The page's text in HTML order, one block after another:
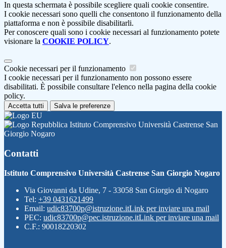
In questa schermata è possibile scegliere quali cookie consentire.
I cookie necessari sono quelli che consentono il funzionamento della
piattaforma e non è possibile disabilitarli.
Per conoscere quali sono i cookie necessari al funzionamento potete
visionare la COOKIE POLICY.
Cookie necessari per il funzionamento
I cookie necessari per il funzionamento non possono essere
disabilitati. È possibile consultare l'elenco nella pagina della cookie
policy.
Accetta tutti Salva le preferenze
Istituto Comprensivo Università Castrense San
Giorgio Nogaro
Contatti
Istituto Comprensivo Università Castrense San Giorgio Nogaro
Via Giovanni da Udine, 7 - 33058 San Giorgio di Nogaro
Tel: +39 0431621499
Email: udic83700p@istruzione.itLink per inviare una mail
PEC: udic83700p@pec.istruzione.itLink per inviare una mail
C.F.: 90018220302